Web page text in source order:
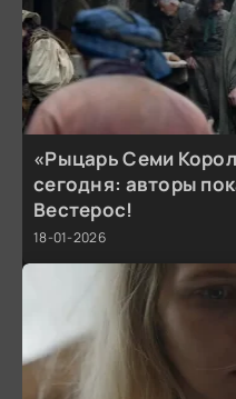
«Рыцарь Семи
сегодня: авторы
Вестерос!
18-01-2026